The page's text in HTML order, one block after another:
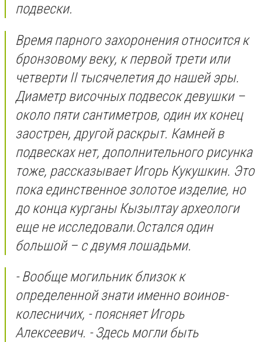
подвески.
Время парного захоронения относится к
бронзовому веку, к первой трети или
четверти II тысячелетия до нашей эры.
Диаметр височных подвесок девушки –
около пяти сантиметров, один их конец
заострен, другой раскрыт. Камней в
подвесках нет, дополнительного рисунка
тоже, рассказывает Игорь Кукушкин. Это
пока единственное золотое изделие, но
до конца курганы Кызылтау археологи
еще не исследовали.Остался один
большой – с двумя лошадьми.
- Вообще могильник близок к
определенной знати именно воинов-
колесничих, - поясняет Игорь
Алексеевич. - Здесь могли быть